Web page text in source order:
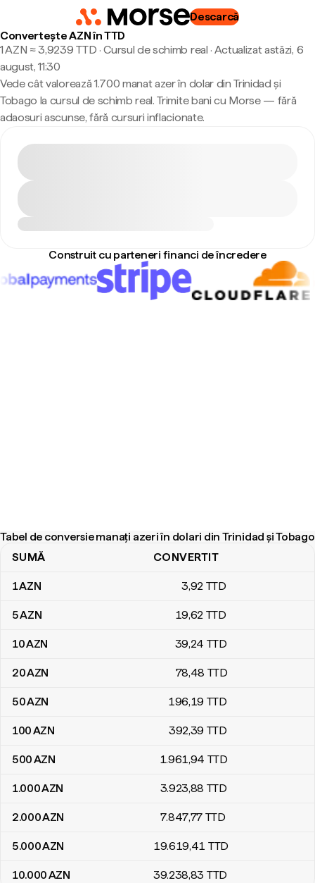
Descarcă
Convertește AZN în TTD
1 AZN ≈ 3,9239 TTD · Cursul de schimb real · Actualizat astăzi, 6
august, 11:30
Vede cât valorează 1.700 manat azer în dolar din Trinidad și
Tobago la cursul de schimb real. Trimite bani cu Morse — fără
adaosuri ascunse, fără cursuri inflacionate.
Construit cu parteneri financi de încredere
Tabel de conversie manați azeri în dolari din Trinidad și Tobago
Tabel de conversie manați azeri în dolari din Trinidad și Tobago
SUMĂ CONVERTIT
1AZN 3,92 TTD
5AZN 19,62 TTD
10AZN 39,24 TTD
20AZN 78,48 TTD
50AZN 196,19 TTD
100AZN 392,39 TTD
500AZN 1.961,94 TTD
1.000AZN 3.923,88 TTD
2.000AZN 7.847,77 TTD
5.000AZN 19.619,41 TTD
10.000AZN 39.238,83 TTD